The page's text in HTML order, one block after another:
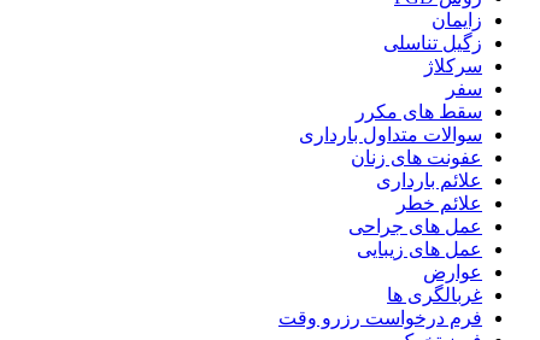
زایمان
زگیل تناسلی
سرکلاژ
سفر
سقط های مکرر
سوالات متداول بارداری
عفونت های زنان
علائم بارداری
علائم خطر
عمل های جراحی
عمل های زیبایی
عوارض
غربالگری ها
فرم درخواست رزرو وقت